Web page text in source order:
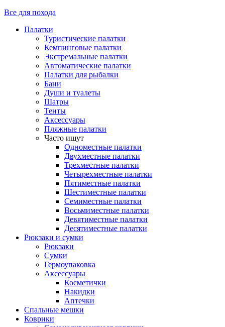
Все для похода
Палатки
Туристические палатки
Кемпинговые палатки
Экстремальные палатки
Автоматические палатки
Палатки для рыбалки
Бани
Души и туалеты
Шатры
Тенты
Аксессуары
Пляжные палатки
Часто ищут
Одноместные палатки
Двухместные палатки
Трехместные палатки
Четырехместные палатки
Пятиместные палатки
Шестиместные палатки
Семиместные палатки
Восьмиместные палатки
Девятиместные палатки
Десятиместные палатки
Рюкзаки и сумки
Рюкзаки
Сумки
Гермоупаковка
Аксессуары
Косметички
Накидки
Аптечки
Спальные мешки
Коврики